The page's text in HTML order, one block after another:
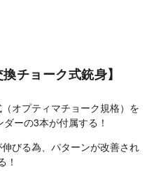
チョーク式銃身】
オプティマチョーク規格）を
ーの3本が付属する！
びる為、パターンが改善され
！